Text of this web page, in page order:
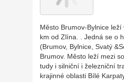
Město Brumov-Bylnice
km od Zlína. . Jedná se o
(Brumov, Bylnice, Svatý
Brumov. Město leží mezi
tudy i silniční i železniční
krajinné oblasti Bílé